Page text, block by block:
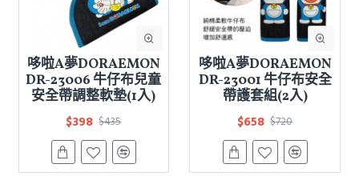
哆啦A夢DORAEMON
DR-23006 牛仔布兒童
安全帶調整軟墊(1入)
$398 $435
哆啦A夢DORAEMON
DR-23001 牛仔布安全
帶護套組(2入)
$658 $720